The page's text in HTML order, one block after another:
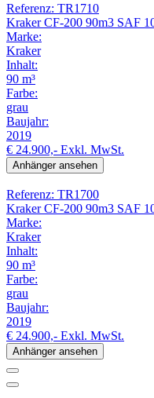
Referenz: TR1710
Kraker CF-200 90m3 SAF
Marke:
Kraker
Inhalt:
90 m³
Farbe:
grau
Baujahr:
2019
€ 24.900,- Exkl. MwSt.
Anhänger ansehen
Referenz: TR1700
Kraker CF-200 90m3 SAF
Marke:
Kraker
Inhalt:
90 m³
Farbe:
grau
Baujahr:
2019
€ 24.900,- Exkl. MwSt.
Anhänger ansehen